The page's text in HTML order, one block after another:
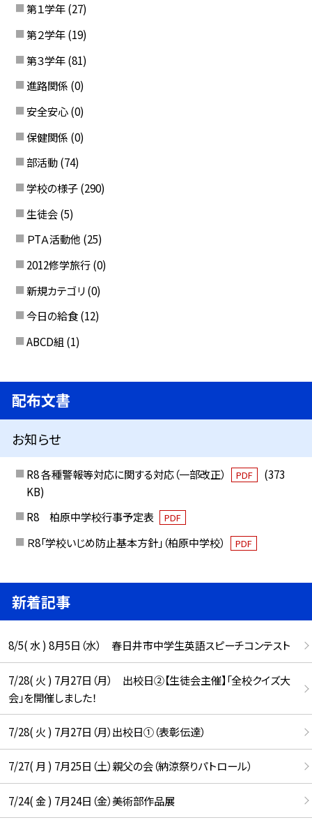
第１学年 (27)
第２学年 (19)
第３学年 (81)
進路関係 (0)
安全安心 (0)
保健関係 (0)
部活動 (74)
学校の様子 (290)
生徒会 (5)
ＰTＡ活動他 (25)
2012修学旅行 (0)
新規カテゴリ (0)
今日の給食 (12)
ABCD組 (1)
配布文書
お知らせ
R8 各種警報等対応に関する対応（一部改正） PDF
(373
KB)
R8 柏原中学校行事予定表
PDF
Ｒ8「学校いじめ防止基本方針」（柏原中学校） PDF
新着記事
8/5( 水 ) 8月5日（水） 春日井市中学生英語スピーチコンテスト
7/28( 火 ) 7月27日（月） 出校日②【生徒会主催】「全校クイズ大
会」を開催しました！
7/28( 火 ) 7月27日（月）出校日①（表彰伝達）
7/27( 月 ) 7月25日（土）親父の会（納涼祭りパトロール）
7/24( 金 ) 7月24日（金）美術部作品展